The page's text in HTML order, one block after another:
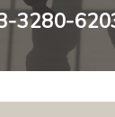
3280-